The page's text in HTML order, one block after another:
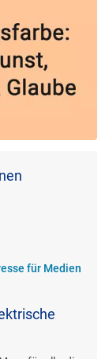
für Medien